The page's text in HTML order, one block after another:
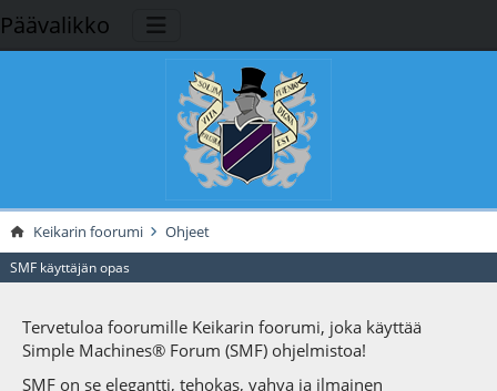
Päävalikko
Keikarin foorumi Ohjeet
SMF käyttäjän opas
Tervetuloa foorumille Keikarin foorumi, joka käyttää
Simple Machines® Forum (SMF) ohjelmistoa!
SMF on se elegantti, tehokas, vahva ja ilmainen